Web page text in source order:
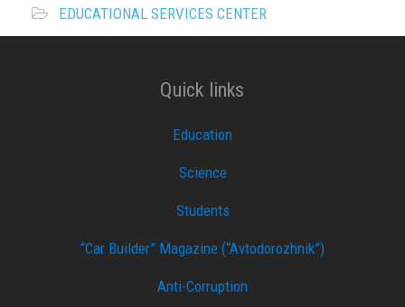
EDUCATIONAL SERVICES CENTER
Quick links
Education
Science
Students
“Car Builder” Magazine (“Avtodorozhnik”)
Anti-Corruption